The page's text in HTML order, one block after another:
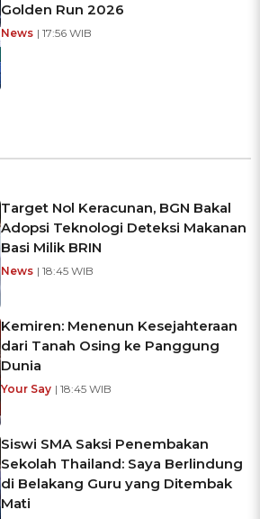
Golden Run 2026
News | 17:56 WIB
Target Nol Keracunan, BGN Bakal
Adopsi Teknologi Deteksi Makanan
Basi Milik BRIN
News | 18:45 WIB
Kemiren: Menenun Kesejahteraan
dari Tanah Osing ke Panggung
Dunia
Your Say | 18:45 WIB
Siswi SMA Saksi Penembakan
Sekolah Thailand: Saya Berlindung
di Belakang Guru yang Ditembak
Mati